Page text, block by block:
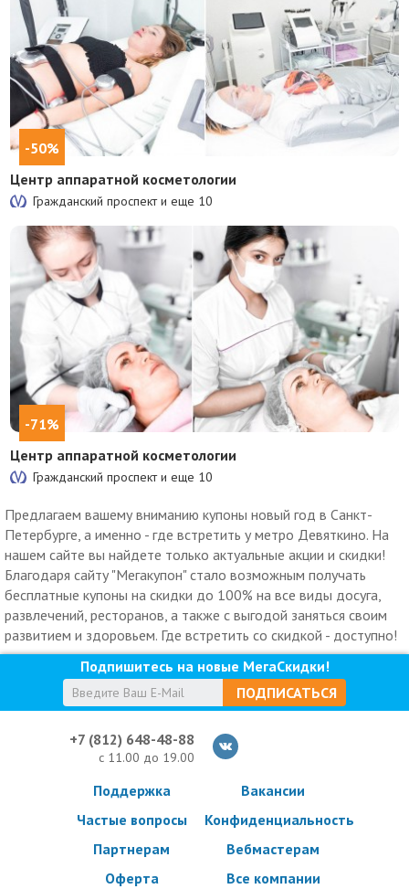
-50%
Центр аппаратной косметологии
Гражданский проспект и еще 10
-71%
Центр аппаратной косметологии
Гражданский проспект и еще 10
Предлагаем вашему вниманию купоны новый год в Санкт-
Петербурге, а именно - где встретить у метро Девяткино. На
нашем сайте вы найдете только актуальные акции и скидки!
Благодаря сайту "Мегакупон" стало возможным получать
бесплатные купоны на скидки до 100% на все виды досуга,
развлечений, ресторанов, а также с выгодой заняться своим
развитием и здоровьем. Где встретить со скидкой - доступно!
Подпишитесь на новые МегаСкидки!
ПОДПИСАТЬСЯ
+7 (812) 648-48-88
с 11.00 до 19.00
Поддержка
Частые вопросы
Партнерам
Оферта
Вакансии
Конфиденциальность
Вебмастерам
Все компании